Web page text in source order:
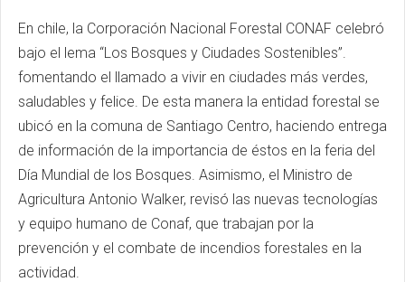
En chile, la Corporación Nacional Forestal CONAF celebró
bajo el lema “Los Bosques y Ciudades Sostenibles”.
fomentando el llamado a vivir en ciudades más verdes,
saludables y felice. De esta manera la entidad forestal se
ubicó en la comuna de Santiago Centro, haciendo entrega
de información de la importancia de éstos en la feria del
Día Mundial de los Bosques. Asimismo, el Ministro de
Agricultura Antonio Walker, revisó las nuevas tecnologías
y equipo humano de Conaf, que trabajan por la
prevención y el combate de incendios forestales en la
actividad.